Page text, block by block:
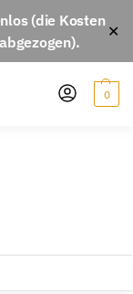
(die Kosten
✕
0